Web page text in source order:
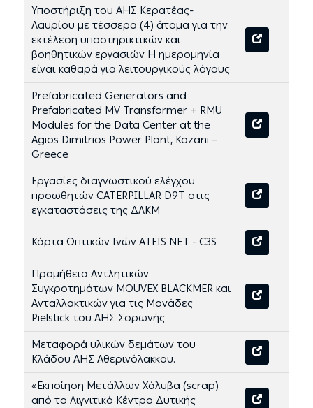
Υποστήριξη του ΑΗΣ Κερατέας-
Λαυρίου με τέσσερα (4) άτομα για την
εκτέλεση υποστηρικτικών και
βοηθητικών εργασιών Η ημερομηνία
είναι καθαρά για λειτουργικούς λόγους
Prefabricated Generators and
Prefabricated MV Transformer + RMU
Modules for the Data Center at the
Agios Dimitrios Power Plant, Kozani –
Greece
Εργασίες διαγνωστικού ελέγχου
προωθητών CATERPILLAR D9T στις
εγκαταστάσεις της ΔΛΚΜ
Κάρτα Οπτικών Ινών ATEIS NET - C3S
Προμήθεια Αντλητικών
Συγκροτημάτων MOUVEX BLACKMER και
Ανταλλακτικών για τις Μονάδες
Pielstick του ΑΗΣ Σορωνής
Μεταφορά υλικών δεμάτων του
Κλάδου ΑΗΣ Αθερινόλακκου.
«Εκποίηση Μετάλλων Χάλυβα (scrap)
από το Λιγνιτικό Κέντρο Δυτικής